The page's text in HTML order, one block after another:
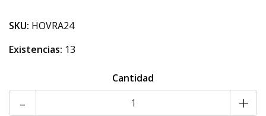
SKU: HOVRA24
Existencias: 13
Cantidad
- +